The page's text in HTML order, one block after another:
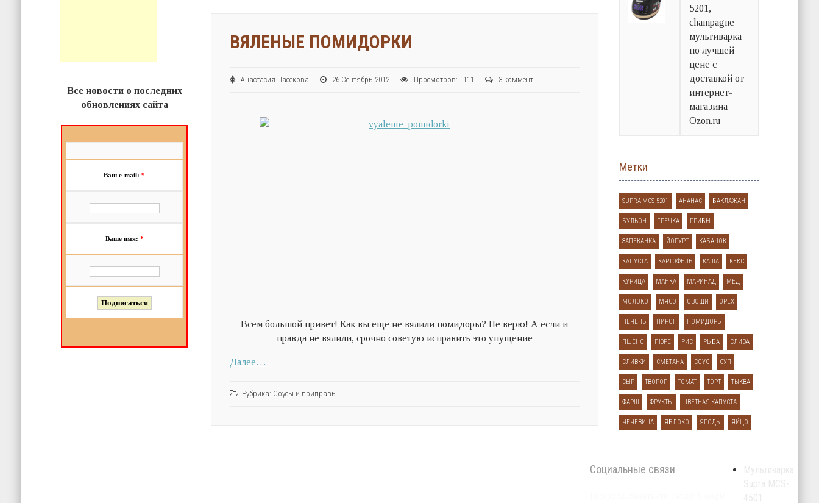
ВЯЛЕНЫЕ ПОМИДОРКИ
Анастасия Пасекова 26 Сентябрь 2012 Просмотров: 111 3 коммент.
Всем большой привет! Как вы еще не вялили помидоры? Не верю! А если и
правда не вялили, срочно советую исправить это упущение
Далее…
Рубрика: Соусы и приправы
Все новости о последних
обновлениях сайта
Ваш e-mail:*
Ваше имя: *
5201,
champagne
мультиварка
по лучшей
цене с
доставкой от
интернет-
магазина
Ozon.ru
Метки
SUPRA MCS-5201 АНАНАС БАКЛАЖАН
БУЛЬОН ГРЕЧКА ГРИБЫ
ЗАПЕКАНКА ЙОГУРТ КАБАЧОК
КАПУСТА КАРТОФЕЛЬ КАША КЕКС
КУРИЦА МАНКА МАРИНАД МЕД
МОЛОКО МЯСО ОВОЩИ ОРЕХ
ПЕЧЕНЬ ПИРОГ ПОМИДОРЫ
ПШЕНО ПЮРЕ РИС РЫБА СЛИВА
СЛИВКИ СМЕТАНА СОУС СУП
СЫР ТВОРОГ ТОМАТ ТОРТ ТЫКВА
ФАРШ ФРУКТЫ ЦВЕТНАЯ КАПУСТА
ЧЕЧЕВИЦА ЯБЛОКО ЯГОДЫ ЯЙЦО
Социальные связи